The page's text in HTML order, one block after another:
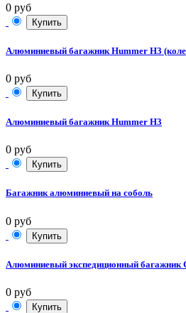
0 руб
Купить
Алюминиевый багажник Hummer H3
0 руб
Купить
Алюминиевый багажник Hummer H3
0 руб
Купить
Багажник алюминиевый на соболь
0 руб
Купить
Алюминиевый экспедиционный багажник
0 руб
Купить